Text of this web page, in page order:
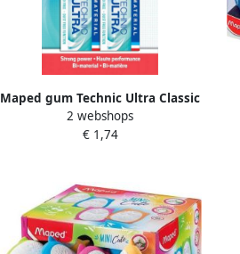
Maped gum Technic Ultra Classic
blister met 2 stuks
2 webshops
€ 1,74